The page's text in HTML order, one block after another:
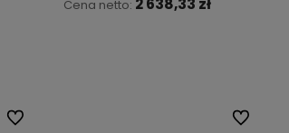
Cena netto: 2 638,33 zł
Do ulubionych Do